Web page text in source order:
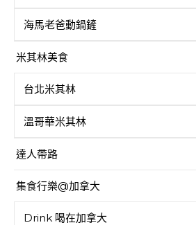
海馬老爸動鍋鏟
米其林美食
台北米其林
溫哥華米其林
達人帶路
集食行樂@加拿大
Drink 喝在加拿大